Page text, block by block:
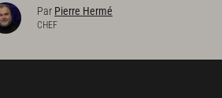
Par Pierre Hermé
CHEF